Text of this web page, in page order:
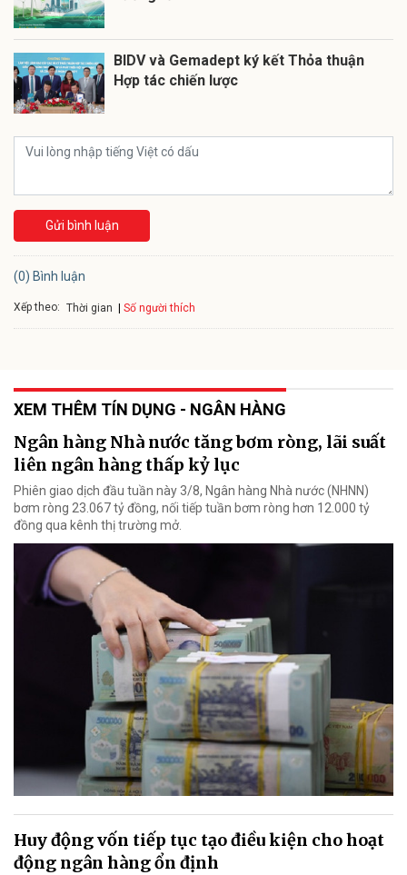
BIDV và Gemadept ký kết Thỏa thuận
Hợp tác chiến lược
Gửi bình luận
(0) Bình luận
Xếp theo: Thời gian Số người thích
XEM THÊM TÍN DỤNG - NGÂN HÀNG
Ngân hàng Nhà nước tăng bơm ròng, lãi suất
liên ngân hàng thấp kỷ lục
Phiên giao dịch đầu tuần này 3/8, Ngân hàng Nhà nước (NHNN)
bơm ròng 23.067 tỷ đồng, nối tiếp tuần bơm ròng hơn 12.000 tỷ
đồng qua kênh thị trường mở.
Huy động vốn tiếp tục tạo điều kiện cho hoạt
động ngân hàng ổn định